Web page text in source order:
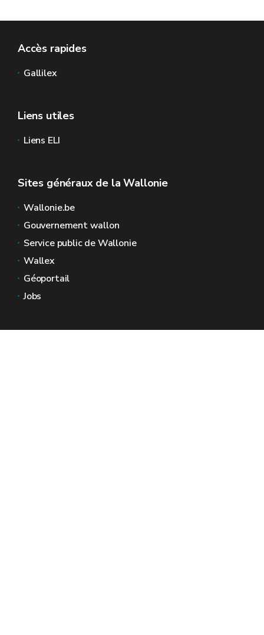
Accès rapides
Gallilex
Liens utiles
Liens ELI
Sites généraux de la Wallonie
Wallonie.be
Gouvernement wallon
Service public de Wallonie
Wallex
Géoportail
Jobs